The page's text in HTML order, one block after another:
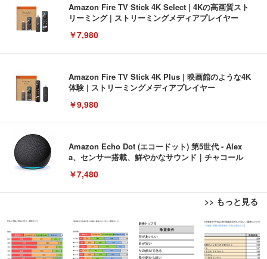
Amazon Fire TV Stick 4K Select | 4Kの高画質スト
リーミング | ストリーミングメディアプレイヤー
￥7,980
Amazon Fire TV Stick 4K Plus | 映画館のような4K
体験 | ストリーミングメディアプレイヤー
￥9,980
Amazon Echo Dot (エコードット) 第5世代 - Alex
a、センサー搭載、鮮やかなサウンド｜チャコール
￥7,480
>> もっと見る
[EdoErgo] オフィスチェア 椅子 テレワーク 疲れな
い 跳ね上げ式アームレスト コンパクト 約105度ロッ
キング pc 事務椅子 360度回転 座面昇降 強化ナイロ
EIZO ビジネス向けプレミアムモニター | FlexScan
EV3240X-WT | 31.5型4K UHD・USB Type-C・ホワ
イト
Amazonベーシック ペットシーツ 薄型 レギュラー 1
回使い捨て 無香料 ホワイト 300枚